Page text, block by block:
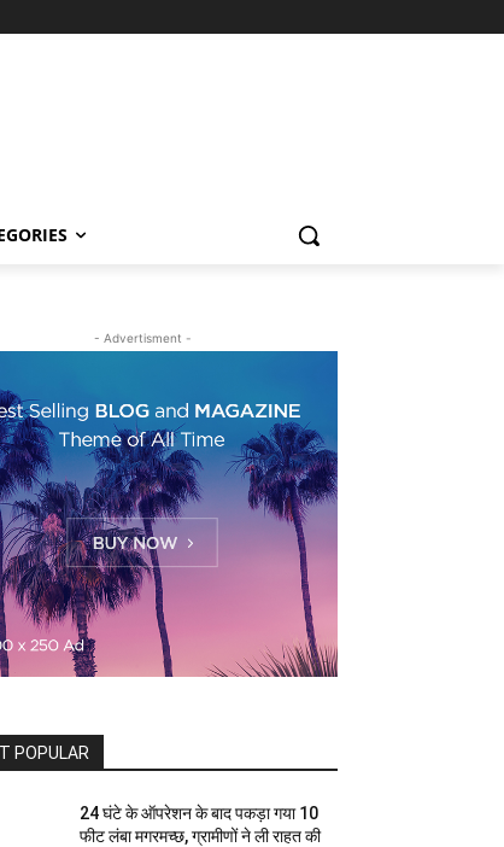
- Advertisment -
POPULAR
24 घंटे के ऑपरेशन के बाद पकड़ा गया 10
फीट लंबा मगरमच्छ, ग्रामीणों ने ली राहत की